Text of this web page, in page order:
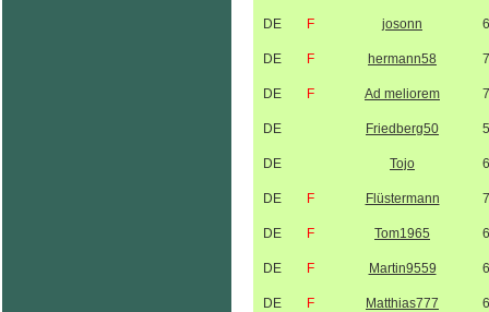
DE F josonn
DE F hermann58
DE F Ad meliorem
DE Friedberg50
DE Tojo
DE F Flüstermann
DE F Tom1965
DE F Martin9559
DE F Matthias777